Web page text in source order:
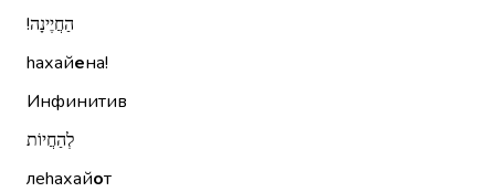
הַחֲיֶינָה!‏
hахайена!
Инфинитив
לְהַחֲיוֹת
леhахайот